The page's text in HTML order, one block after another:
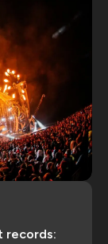
records: